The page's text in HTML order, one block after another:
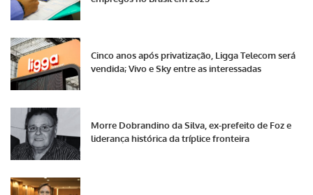
Cinco anos após privatização, Ligga Telecom será
vendida; Vivo e Sky entre as interessadas
Morre Dobrandino da Silva, ex-prefeito de Foz e
liderança histórica da tríplice fronteira